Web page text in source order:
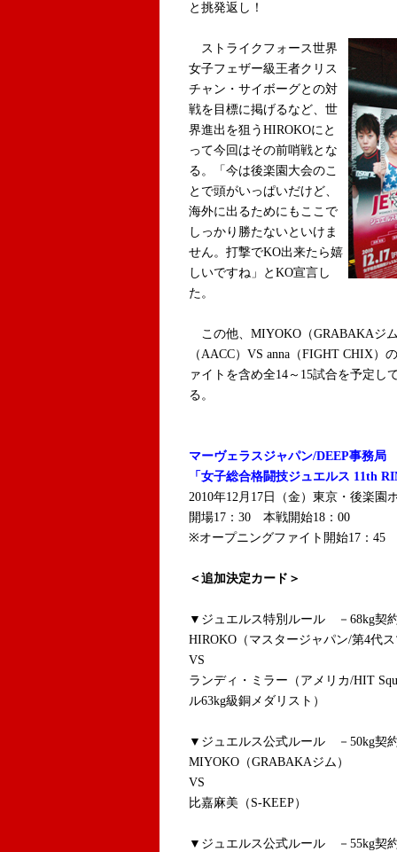
と挑発返し！
ストライクフォース世界
女子フェザー級王者クリス
チャン・サイボーグとの対
戦を目標に掲げるなど、世
界進出を狙うHIROKOにと
って今回はその前哨戦とな
る。「今は後楽園大会のこ
とで頭がいっぱいだけど、
海外に出るためにもここで
しっかり勝たないといけま
せん。打撃でKO出来たら嬉
しいですね」とKO宣言し
た。
この他、MIYOKO（GRABAKAジ
（AACC）VS anna（FIGHT CHIX
ァイトを含め全14～15試合を予定し
る。
マーヴェラスジャパン/DEEP事務局
「女子総合格闘技ジュエルス 11th
2010年12月17日（金）東京・後楽園
開場17：30 本戦開始18：00
※オープニングファイト開始17：45
＜追加決定カード＞
▼ジュエルス特別ルール －68kg契
HIROKO（マスタージャパン/第4代
VS
ランディ・ミラー（アメリカ/HIT
ル63kg級銅メダリスト）
▼ジュエルス公式ルール －50kg契
MIYOKO（GRABAKAジム）
VS
比嘉麻美（S-KEEP）
▼ジュエルス公式ルール －55kg契